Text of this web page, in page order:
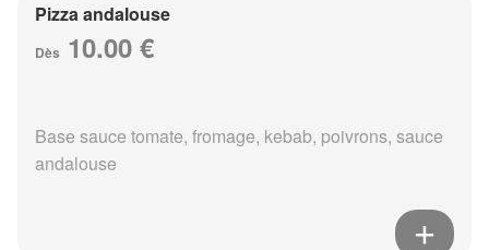
Pizza andalouse
Dès 10.00 €
Base sauce tomate, fromage, kebab, poivrons, sauce
andalouse